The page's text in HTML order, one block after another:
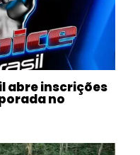
abre inscrições
no